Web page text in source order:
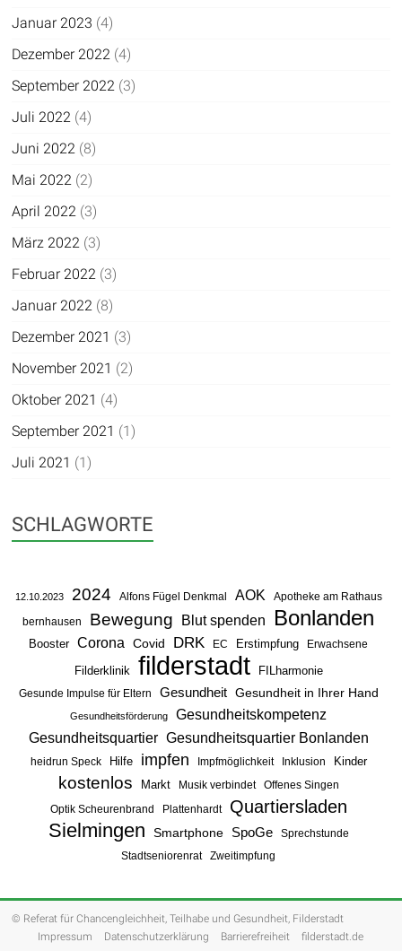
Januar 2023 (4)
Dezember 2022 (4)
September 2022 (3)
Juli 2022 (4)
Juni 2022 (8)
Mai 2022 (2)
April 2022 (3)
März 2022 (3)
Februar 2022 (3)
Januar 2022 (8)
Dezember 2021 (3)
November 2021 (2)
Oktober 2021 (4)
September 2021 (1)
Juli 2021 (1)
SCHLAGWORTE
12.10.2023 2024 Alfons Fügel Denkmal AOK
Apotheke am Rathaus
bernhausen
Bewegung Blut spenden Bonlanden
Booster Corona Covid DRK EC Erstimpfung Erwachsene
Filderklinik filderstadt FILharmonie
Gesunde Impulse für Eltern Gesundheit Gesundheit in Ihrer Hand
Gesundheitsförderung Gesundheitskompetenz
Gesundheitsquartier Gesundheitsquartier Bonlanden
heidrun Speck Hilfe impfen Impfmöglichkeit Inklusion Kinder
kostenlos Markt Musik verbindet
Offenes Singen
Optik Scheurenbrand
Plattenhardt Quartiersladen
Sielmingen Smartphone SpoGe Sprechstunde
Stadtseniorenrat Zweitimpfung
© Referat für Chancengleichheit, Teilhabe und Gesundheit, Filderstadt
Impressum
Datenschutzerklärung Barrierefreiheit filderstadt.de